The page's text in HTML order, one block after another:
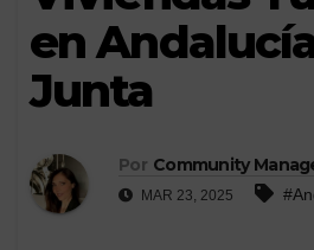
en
Junta
Por Community
MAR 23, 2025